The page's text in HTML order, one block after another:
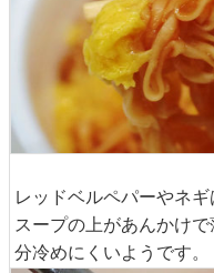
レッドベルペパーやネ
スープの上があんかけ
分冷めにくいようです。